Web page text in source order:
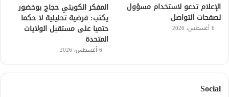
الإعلام تدعو لاستخدام مسؤول
لصفحات التواصل
6 أغسطس، 2026
المفكر الكويتي حجاج بوخضور
يكتب: فرضية تحليلية لا حكما
حتميا على مستقبل الولايات
المتحدة
6 أغسطس، 2026
Social